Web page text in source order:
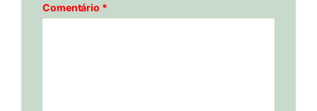
Comentário *